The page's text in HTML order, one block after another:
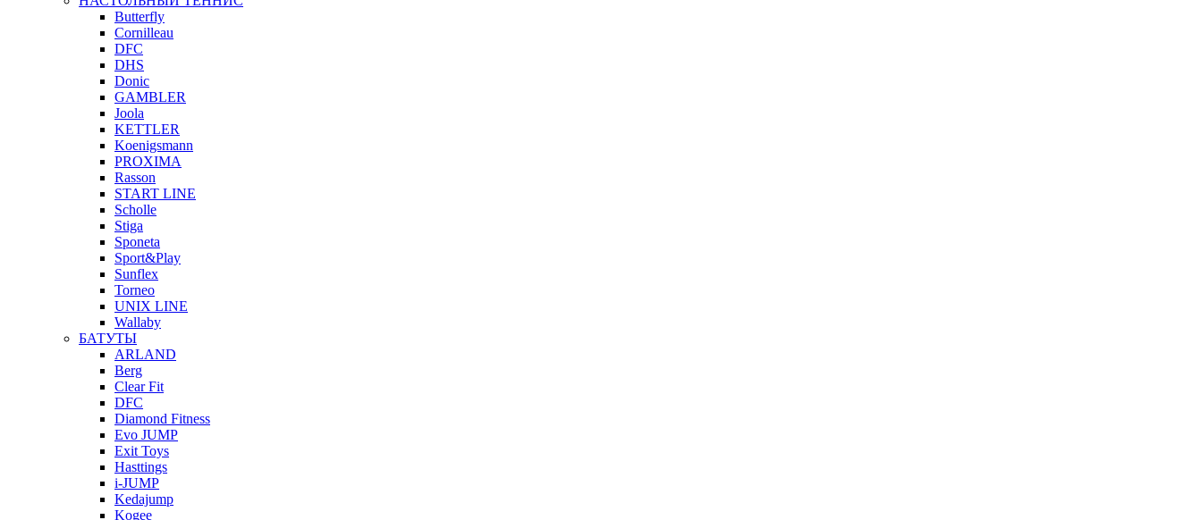
Butterfly
Cornilleau
DFC
DHS
Donic
GAMBLER
Joola
KETTLER
Koenigsmann
PROXIMA
Rasson
START LINE
Scholle
Stiga
Sponeta
Sport&Play
Sunflex
Torneo
UNIX LINE
Wallaby
БАТУТЫ
ARLAND
Berg
Clear Fit
DFC
Diamond Fitness
Evo JUMP
Exit Toys
Hasttings
i-JUMP
Kedajump
Kogee